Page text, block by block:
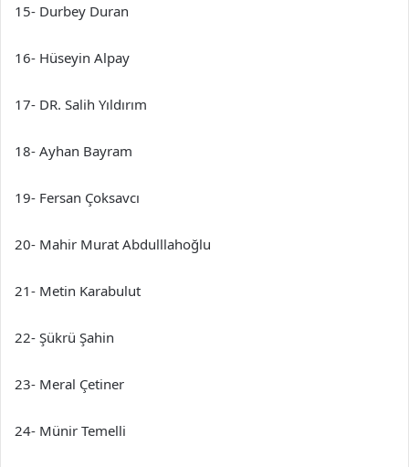
15- Durbey Duran
16- Hüseyin Alpay
17- DR. Salih Yıldırım
18- Ayhan Bayram
19- Fersan Çoksavcı
20- Mahir Murat Abdulllahoğlu
21- Metin Karabulut
22- Şükrü Şahin
23- Meral Çetiner
24- Münir Temelli